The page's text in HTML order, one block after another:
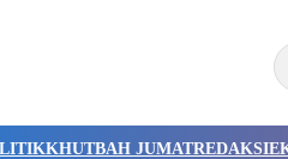
KHUTBAH JUMATREDAKSI